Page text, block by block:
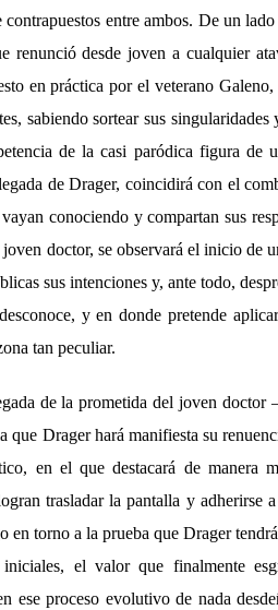
entre ambos. De un
renunció desde joven a cualquier
en práctica por el veterano Galeno,
sabiendo sortear sus
de la casi paródica figura de
de Drager, coincidirá con el
conociendo y compartan sus
doctor, se observará el inicio de
sus intenciones y, ante todo,
y en donde pretende
tan peculiar.
de la prometida del joven doctor
que Drager hará manifiesta su
en el que destacará de manera
trasladar la pantalla y adherirse
en torno a la prueba que Drager
el valor que finalmente
ese proceso evolutivo de nada